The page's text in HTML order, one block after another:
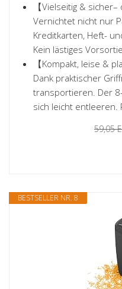
【Vielseitig &
Vernichtet nicht nur
Kreditkarten, Heft-
Kein lästiges
【Kompakt, leise &
Dank praktischer
transportieren. Der
sich leicht entleeren.
59,05
BESTSELLER NR. 8